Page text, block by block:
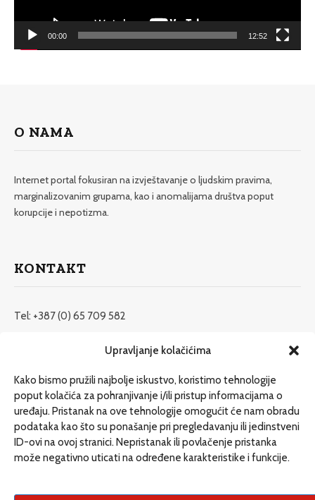
Upravljanje kolačićima
Kako bismo pružili najbolje iskustvo, koristimo tehnologije
poput kolačića za pohranjivanje i/ili pristup informacijama o
uređaju. Pristanak na ove tehnologije omogućit će nam obradu
podataka kao što su ponašanje pri pregledavanju ili jedinstveni
ID-ovi na ovoj stranici. Nepristanak ili povlačenje pristanka
može negativno uticati na određene karakteristike i funkcije.
00:00 12:52
O NAMA
Internet portal fokusiran na izvještavanje o ljudskim pravima,
marginalizovanim grupama, kao i anomalijama društva poput
korupcije i nepotizma.
KONTAKT
Tel: +387 (0) 65 709 582
redakcija@etrafika.net
Dosije
Drugi pišu
Društvo